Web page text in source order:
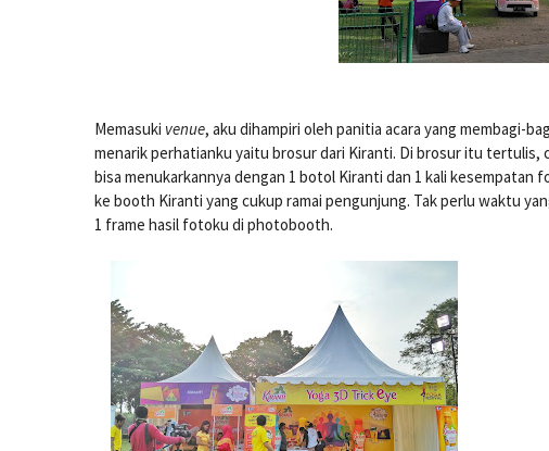
Memasuki venue, aku dihampiri oleh panitia acara yang membagi-
menarik perhatianku yaitu brosur dari Kiranti. Di brosur itu tertulis,
bisa menukarkannya dengan 1 botol Kiranti dan 1 kali kesempatan
ke booth Kiranti yang cukup ramai pengunjung. Tak perlu waktu
1 frame hasil fotoku di photobooth.